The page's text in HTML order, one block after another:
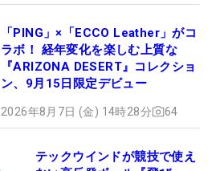
「PING」×「ECCO Leather」がコ
ラボ！ 経年変化を楽しむ上質な
『ARIZONA DESERT』コレクショ
ン、9月15日限定デビュー
2026年8月7日 (金) 14時28分 64
テックウインドが競技で使え